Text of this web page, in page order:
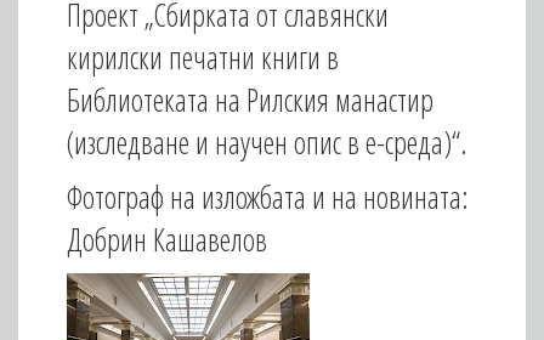
Проект „Сбирката от славянски
кирилски печатни книги в
Библиотеката на Рилския манастир
(изследване и научен опис в е-среда)“.
Фотограф на изложбата и на новината:
Добрин Кашавелов